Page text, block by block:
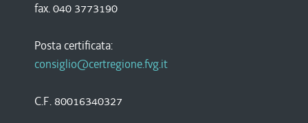
fax. 040 3773190
Posta certificata:
consiglio@certregione.fvg.it
C.F. 80016340327